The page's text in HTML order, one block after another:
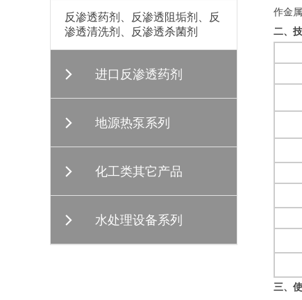
反渗透药剂、反渗透阻垢剂、反
渗透清洗剂、反渗透杀菌剂
进口反渗透药剂
地源热泵系列
化工类其它产品
水处理设备系列
作金
二、
三、